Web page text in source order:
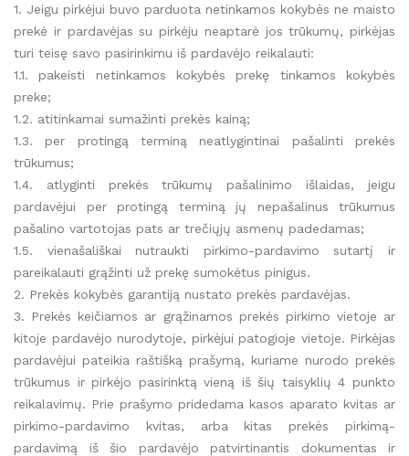
1. Jeigu pirkėjui buvo parduota netinkamos kokybės ne maisto
prekė ir pardavėjas su pirkėju neaptarė jos trūkumų, pirkėjas
turi teisę savo pasirinkimu iš pardavėjo reikalauti:
1.1. pakeisti netinkamos kokybės prekę tinkamos kokybės
preke;
1.2. atitinkamai sumažinti prekės kainą;
1.3. per protingą terminą neatlygintinai pašalinti prekės
trūkumus;
1.4. atlyginti prekės trūkumų pašalinimo išlaidas, jeigu
pardavėjui per protingą terminą jų nepašalinus trūkumus
pašalino vartotojas pats ar trečiųjų asmenų padedamas;
1.5. vienašališkai nutraukti pirkimo-pardavimo sutartį ir
pareikalauti grąžinti už prekę sumokėtus pinigus.
2. Prekės kokybės garantiją nustato prekės pardavėjas.
3. Prekės keičiamos ar grąžinamos prekės pirkimo vietoje ar
kitoje pardavėjo nurodytoje, pirkėjui patogioje vietoje. Pirkėjas
pardavėjui pateikia raštišką prašymą, kuriame nurodo prekės
trūkumus ir pirkėjo pasirinktą vieną iš šių taisyklių 4 punkto
reikalavimų. Prie prašymo pridedama kasos aparato kvitas ar
pirkimo-pardavimo kvitas, arba kitas prekės pirkimą-
pardavimą iš šio pardavėjo patvirtinantis dokumentas ir